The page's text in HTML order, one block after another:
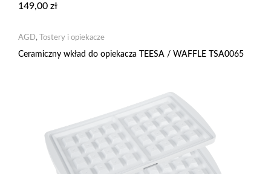
149,00 zł
AGD, Tostery i opiekacze
Ceramiczny wkład do opiekacza TEESA / WAFFLE TSA0065